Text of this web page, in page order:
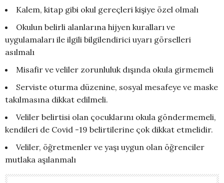
Kalem, kitap gibi okul gereçleri kişiye özel olmalı
Okulun belirli alanlarına hijyen kuralları ve
uygulamaları ile ilgili bilgilendirici uyarı görselleri
asılmalı
Misafir ve veliler zorunluluk dışında okula girmemeli
Serviste oturma düzenine, sosyal mesafeye ve maske
takılmasına dikkat edilmeli.
Veliler belirtisi olan çocuklarını okula göndermemeli,
kendileri de Covid -19 belirtilerine çok dikkat etmelidir.
Veliler, öğretmenler ve yaşı uygun olan öğrenciler
mutlaka aşılanmalı